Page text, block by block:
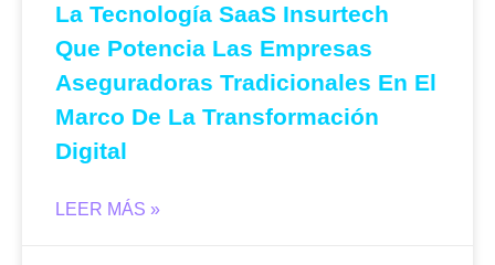
La Tecnología SaaS Insurtech
Que Potencia Las Empresas
Aseguradoras Tradicionales En El
Marco De La Transformación
Digital
LEER MÁS »